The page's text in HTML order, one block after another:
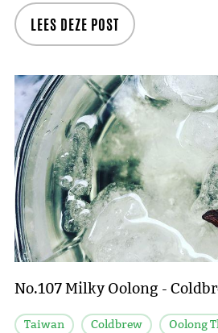
LEES DEZE POST
No.107 Milky Oolong -
Taiwan Coldbrew
Oolong